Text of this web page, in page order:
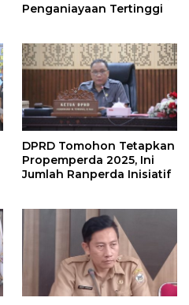
Penganiayaan Tertinggi
DPRD Tomohon Tetapkan
Propemperda 2025, Ini
Jumlah Ranperda Inisiatif